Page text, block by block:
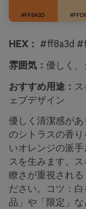
HEX： #ff8a3d
雰囲気： 優しく
おすすめ用途：
ェブデザイン
優しく清潔感が
のシトラスの香
いオレンジの派
スを生みます。
瞭さが重視され
ださい。コツ：
品」や「限定」な